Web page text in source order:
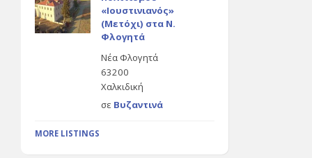
«Ιουστινιανός»
(Μετόχι) στα Ν.
Φλογητά
Νέα Φλογητά
63200
Χαλκιδική
σε Βυζαντινά
MORE LISTINGS